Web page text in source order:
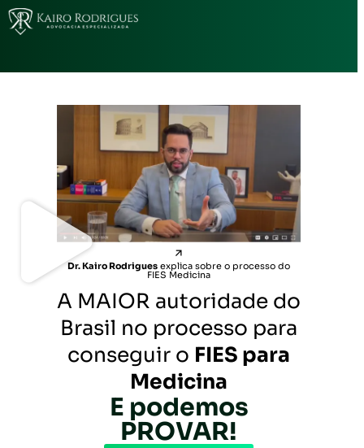
A MAIOR autoridade do
Brasil no processo para
conseguir o FIES para
Medicina
E podemos
PROVAR!
Dr. Kairo Rodrigues explica sobre o processo do
FIES Medicina